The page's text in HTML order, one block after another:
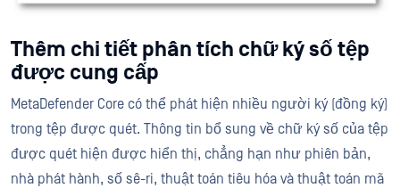
Thêm chi tiết phân tích chữ ký số tệp
được cung cấp
MetaDefender Core có thể phát hiện nhiều người ký (đồng ký)
trong tệp được quét. Thông tin bổ sung về chữ ký số của tệp
được quét hiện được hiển thị, chẳng hạn như phiên bản,
nhà phát hành, số sê-ri, thuật toán tiêu hóa và thuật toán mã